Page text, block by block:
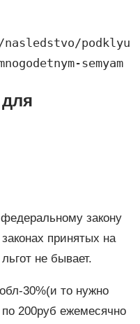
podklyu
semyam
закону
принятых на
не бывает.
30%(и то нужно
200руб ежемесячно